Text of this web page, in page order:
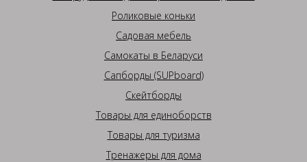
Роликовые коньки
Садовая мебель
Самокаты в Беларуси
Сапборды (SUPboard)
Скейтборды
Товары для единоборств
Товары для туризма
Тренажеры для дома